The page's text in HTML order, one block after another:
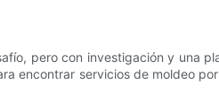
pero con investigación y una
encontrar servicios de moldeo